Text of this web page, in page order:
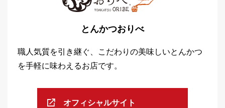
とんかつおりべ
職人気質を引き継ぐ、こだわりの美味しいとんかつ
を手軽に味わえるお店です。
オフィシャルサイト